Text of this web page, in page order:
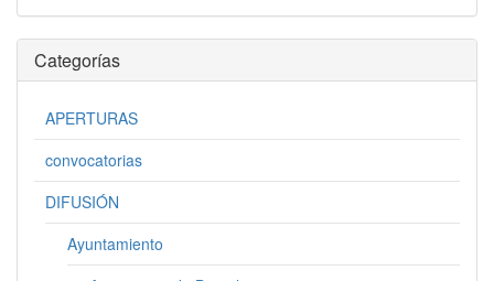
Categorías
APERTURAS
convocatorias
DIFUSIÓN
Ayuntamiento